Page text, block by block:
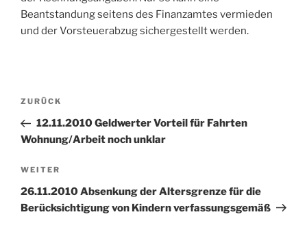
Beantstandung seitens des Finanzamtes vermieden
und der Vorsteuerabzug sichergestellt werden.
Beitragsnavigation
Vorheriger
Beitrag
ZURÜCK
12.11.2010 Geldwerter Vorteil für Fahrten
Wohnung/Arbeit noch unklar
Nächster
Beitrag
WEITER
26.11.2010 Absenkung der Altersgrenze für die
Berücksichtigung von Kindern verfassungsgemäß